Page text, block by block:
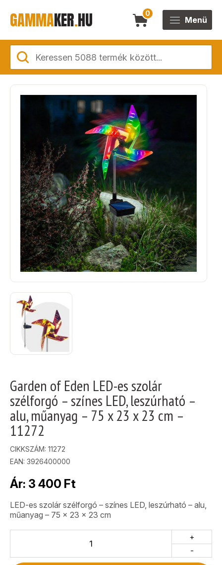
GAMMAKER.HU 0
Menü
Garden of Eden LED-es szolár
szélforgó – színes LED, leszúrható –
alu, műanyag – 75 x 23 x 23 cm –
11272
CIKKSZÁM: 11272
EAN: 3926400000
Ár: 3 400 Ft
LED-es szolár szélforgó – színes LED, leszúrható – alu,
műanyag – 75 x 23 x 23 cm
-
+